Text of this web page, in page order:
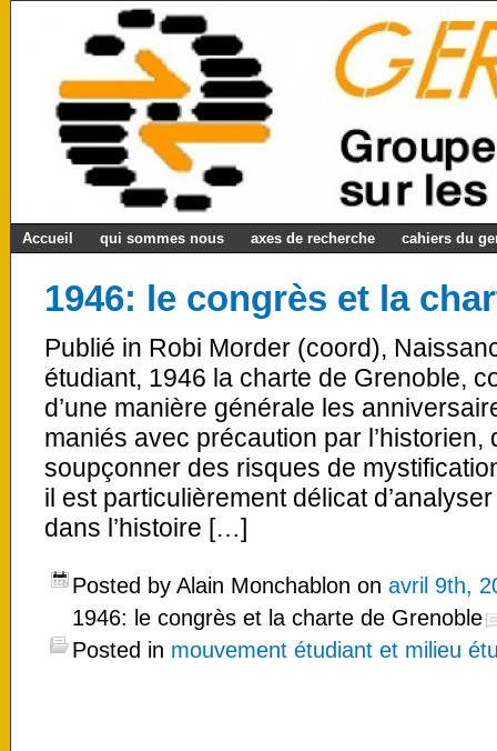
Accueil qui sommes nous axes de recherche cahiers du
1946: le congrès et la
Publié in Robi Morder (coord),
étudiant, 1946 la charte de Grenoble,
d’une manière générale les
maniés avec précaution par l’historien,
soupçonner des risques de
il est particulièrement délicat
dans l’histoire […]
Posted by Alain Monchablon on avril 9th,
1946: le congrès et la charte de Grenoble
Posted in mouvement étudiant et milieu